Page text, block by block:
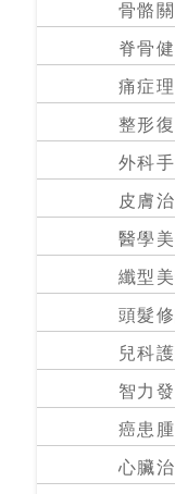
室
公
院
醫
醫
骨骼
脊骨
痛症
整形
外科
皮膚
醫學
纖型
頭髮
兒科
智力
癌患
心臟